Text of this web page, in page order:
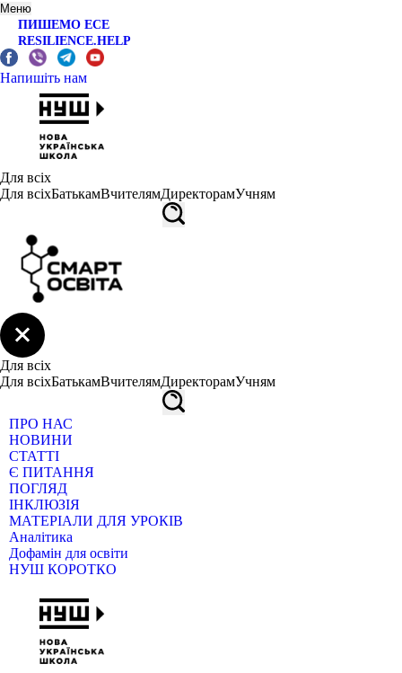
Меню
ПИШЕМО ЕСЕ
RESILIENCE.HELP
Напишіть нам
Для всіх
Для всіхБатькамВчителямДиректорамУчням
Для всіх
Для всіхБатькамВчителямДиректорамУчням
ПРО НАС
НОВИНИ
СТАТТІ
Є ПИТАННЯ
ПОГЛЯД
ІНКЛЮЗІЯ
МАТЕРІАЛИ ДЛЯ УРОКІВ
Аналітика
Дофамін для освіти
НУШ КОРОТКО